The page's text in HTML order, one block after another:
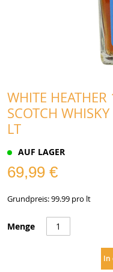
WHITE
SCOTCH
LT
AUF LAGER
69,99 €
Grundpreis: 99.99 pro lt
Menge
In